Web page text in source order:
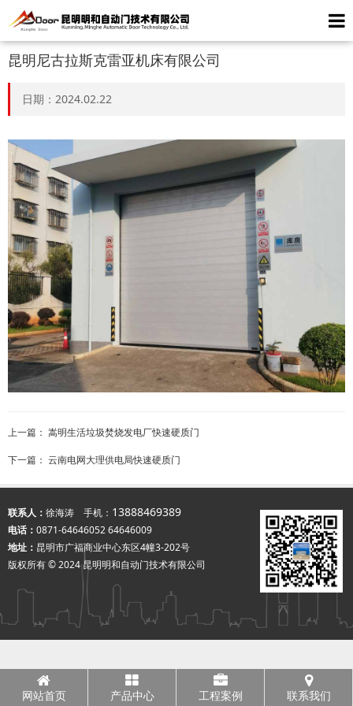
昆明尼古拉斯克雷亚机床有限公司
日期：2024.02.22
上一篇： 嵩明生活垃圾焚烧发电厂快速硬质门
下一篇： 云南电网大理供电局快速硬质门
联系人： 徐海涛 手机： 13888469389
电话： 0871-64646052 64646009
地址： 昆明市广福商业中心东区4幢3-202号
版权所有 © 2024 昆明明和自动门技术有限公司
网站首页 产品中心 工程案例 联系我们